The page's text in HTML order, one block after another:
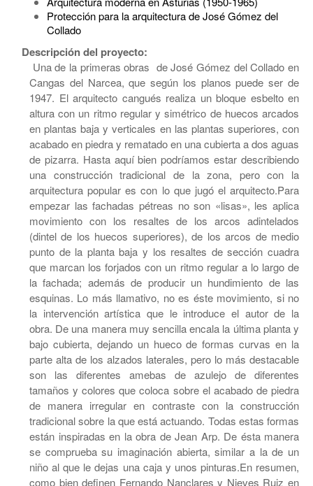
Protección para la arquitectura de José Gómez del
Collado
Descripción del proyecto:
Una de la primeras obras de José Gómez del Collado en
Cangas del Narcea, que según los planos puede ser de
1947. El arquitecto cangués realiza un bloque esbelto en
altura con un ritmo regular y simétrico de huecos arcados
en plantas baja y verticales en las plantas superiores, con
acabado en piedra y rematado en una cubierta a dos aguas
de pizarra. Hasta aquí bien podríamos estar describiendo
una construcción tradicional de la zona, pero con la
arquitectura popular es con lo que jugó el arquitecto.Para
empezar las fachadas pétreas no son «lisas», les aplica
movimiento con los resaltes de los arcos adintelados
(dintel de los huecos superiores), de los arcos de medio
punto de la planta baja y los resaltes de sección cuadra
que marcan los forjados con un ritmo regular a lo largo de
la fachada; además de producir un hundimiento de las
esquinas. Lo más llamativo, no es éste movimiento, si no
la intervención artística que le introduce el autor de la
obra. De una manera muy sencilla encala la última planta y
bajo cubierta, dejando un hueco de formas curvas en la
parte alta de los alzados laterales, pero lo más destacable
son las diferentes amebas de azulejo de diferentes
tamaños y colores que coloca sobre el acabado de piedra
de manera irregular en contraste con la construcción
tradicional sobre la que está actuando. Todas estas formas
están inspiradas en la obra de Jean Arp. De ésta manera
se comprueba su imaginación abierta, similar a la de un
niño al que le dejas una caja y unos pinturas.En resumen,
como bien definen Fernando Nanclares y Nieves Ruiz en